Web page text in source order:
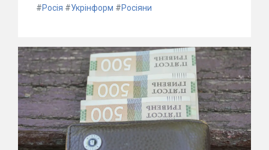
#Росія #Укрінформ #Росіяни